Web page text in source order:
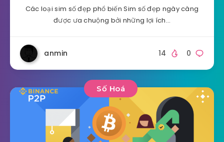
Các loại sim số đẹp phổ biến Sim số đẹp ngày càng
được ưa chuộng bởi những lợi ích…
anmin 0
14
Số Hoá